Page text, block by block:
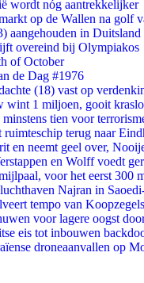
wordt nóg aantrekkelijker
op de Wallen na golf
aangehouden in
overeind bij Olympiakos
of October
de Dag #1976
(18) vast op
wint 1 miljoen, gooit
minstens tien voor
terug naar
en neemt geel over,
en Wolff voedt
voor het eerst 300
Najran in
tempo van
voor lagere oogst
eis tot inbouwen
droneaanvallen op